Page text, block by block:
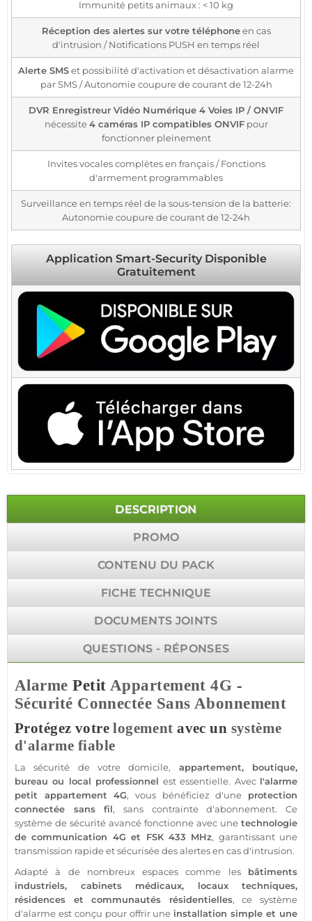
Immunité petits animaux : < 10 kg
Réception des alertes sur votre téléphoneen cas
d'intrusion / Notifications PUSH en temps réel
Alerte SMSet possibilité d'activation et désactivation alarme
par SMS / Autonomie coupure de courant de 12-24h
DVR Enregistreur Vidéo Numérique 4 Voies IP / ONVIF
nécessite4 caméras IP compatibles ONVIFpour
fonctionner pleinement
Invites vocales complètes en français / Fonctions
d'armement programmables
Surveillance en temps réel de la sous-tension de la batterie:
Autonomie coupure de courant de 12-24h
Application Smart-Security Disponible
Gratuitement
DESCRIPTION
PROMO
CONTENU DU PACK
FICHE TECHNIQUE
DOCUMENTS JOINTS
QUESTIONS - RÉPONSES
Alarme Petit Appartement 4G -
Sécurité Connectée Sans Abonnement
Protégez votrelogement avec un système
d'alarme fiable
Lasécurité de votre domicile, appartement, boutique,
bureau ou local professionnel est essentielle. Avec l'alarme
petit appartement 4G, vous bénéficiez d'une protection
connectée sans fil, sans contrainte d'abonnement. Ce
système de sécurité avancé fonctionne avec une technologie
de communication 4G et FSK 433 MHz, garantissant une
transmission rapide et sécurisée des alertes en cas d'intrusion.
Adapté à de nombreux espaces comme les bâtiments
industriels, cabinetsmédicaux, locaux techniques,
résidences etcommunautés résidentielles, cesystème
d'alarme est conçu pour offrir une installation simple et une